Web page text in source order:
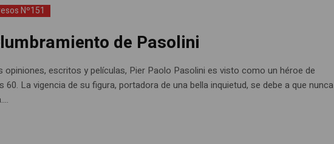
Nº151
de Pasolini
escritos y películas, Pier Paolo Pasolini es visto como un héroe de
La vigencia de su figura, portadora de una bella inquietud, se debe a que nunca